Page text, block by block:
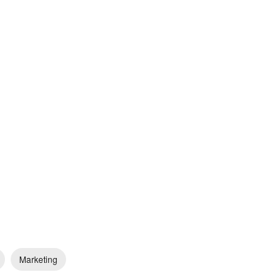
Marketing